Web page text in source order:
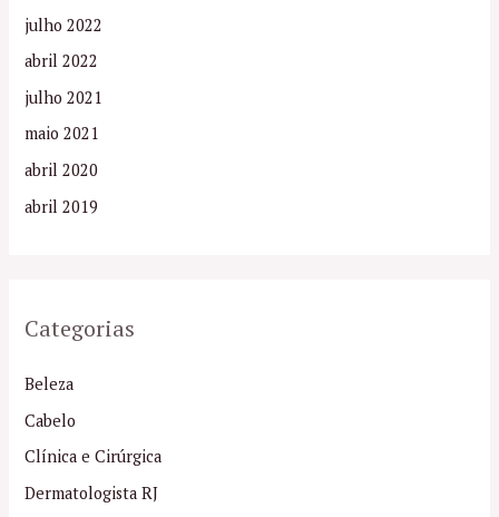
julho 2022
abril 2022
julho 2021
maio 2021
abril 2020
abril 2019
Categorias
Beleza
Cabelo
Clínica e Cirúrgica
Dermatologista RJ